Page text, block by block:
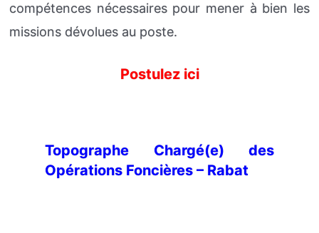
compétences nécessaires pour mener à bien les
missions dévolues au poste.
Postulez ici
Topographe Chargé(e) des
Opérations Foncières – Rabat